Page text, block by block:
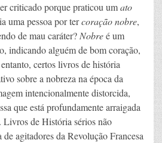
criticado porque praticou umato
uma pessoa por tercoração nobre,
de mau caráter?Nobreé um
indicando alguém de bom coração,
certos livros de história
sobre a nobreza na época da
intencionalmente distorcida,
que está profundamente arraigada
Livros de História sérios não
agitadores da Revolução Francesa